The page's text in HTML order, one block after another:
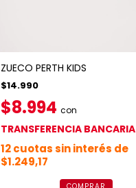
ZUECO PERTH KIDS
$14.990
$8.994 con
TRANSFERENCIA BANCARIA
12cuotas sin interés de
$1.249,17